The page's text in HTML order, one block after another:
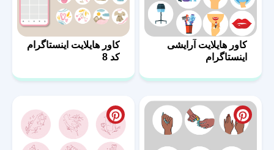
کاور هایلایت آرایشی
اینستاگرام
کاور هایلایت اینستاگرام
کد 8